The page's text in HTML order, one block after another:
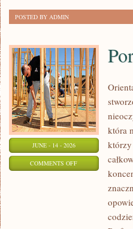
POSTED BY ADMIN
JUNE - 14 - 2026
COMMENTS OFFON
PERFUMERYJNY
która